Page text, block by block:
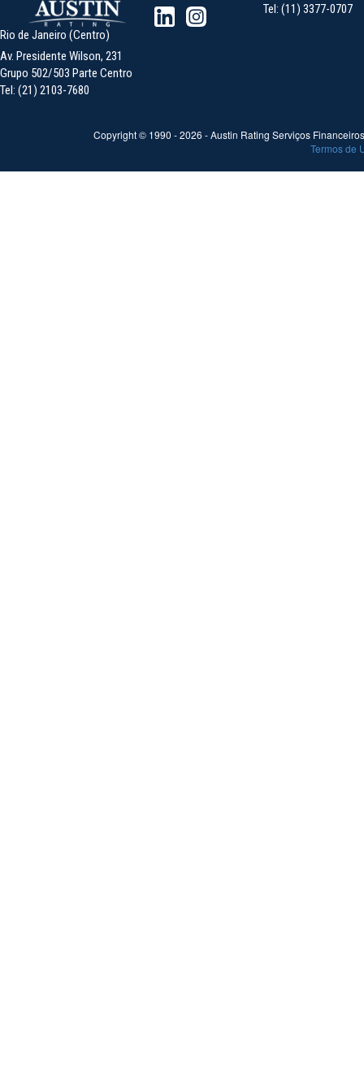
Tel: (11) 3377-0707
Rio de Janeiro (Centro)
Av. Presidente Wilson, 231
Grupo 502/503 Parte Centro
Tel: (21) 2103-7680
Copyright © 1990 -2026 - Austin Rating Serviços
Termos de